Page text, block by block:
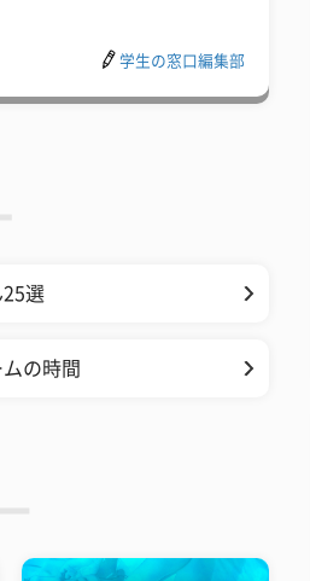
学生の窓口編集部
25選
の時間